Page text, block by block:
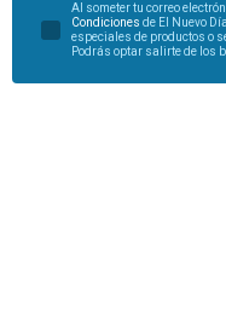
Al someter tu correo
Condiciones de El Nuevo
especiales de productos o
Podrás optar salirte de los